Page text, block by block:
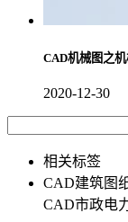
CAD机械图之
2020-12-30
相关标签
CAD建筑图
CAD市政电